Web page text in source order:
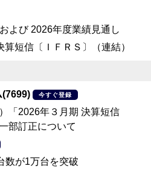
よび 2026年度業績見通し
短信〔ＩＦＲＳ〕（連結）
(7699) 今すぐ登録
「2026年３月期 決算短信
部訂正について
数が1万台を突破